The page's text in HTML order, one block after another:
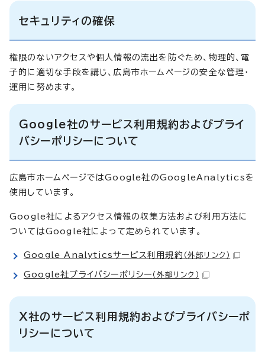
セキュリティの確保
権限のないアクセスや個人情報の流出を防ぐため、物理的、電
子的に適切な手段を講じ、広島市ホームページの安全な管理・
運用に努めます。
Google社のサービス利用規約およびプライ
バシーポリシーについて
広島市ホームページではGoogle社のGoogleAnalyticsを
使用しています。
Google社によるアクセス情報の収集方法および利用方法に
ついてはGoogle社によって定められています。
Google Analyticsサービス利用規約 （外部リンク）
Google社プライバシーポリシー （外部リンク）
X社のサービス利用規約およびプライバシーポ
リシーについて